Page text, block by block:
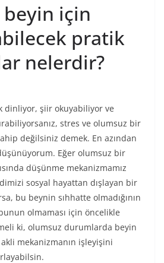
için
pratik
nelerdir?
dinliyor, şiir okuyabiliyor ve
stres ve olumsuz bir
değilsiniz demek. En azından
Eğer olumsuz bir
düşünme mekanizmamız
sosyal hayattan dışlayan bir
bu beynin sıhhatte olmadığının
olmaması için öncelikle
ki, olumsuz durumlarda beyin
mekanizmanın işleyişini